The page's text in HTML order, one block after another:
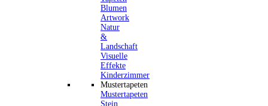
Blumen
Artwork
Natur
&
Landschaft
Visuelle
Effekte
Kinderzimmer
Mustertapeten
Mustertapeten
Stein